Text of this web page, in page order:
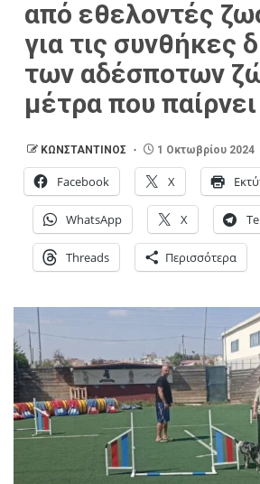
από εθελοντές
για τις συνθήκες
των αδέσποτων
μέτρα που παίρνει
ΚΩΝΣΤΑΝΤΙΝΟΣ 1 Οκτωβρίου 2024
Facebook X
WhatsApp X
Threads Περισσότερα